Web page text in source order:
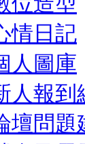
情日記
人圖庫
人報到
壇問題